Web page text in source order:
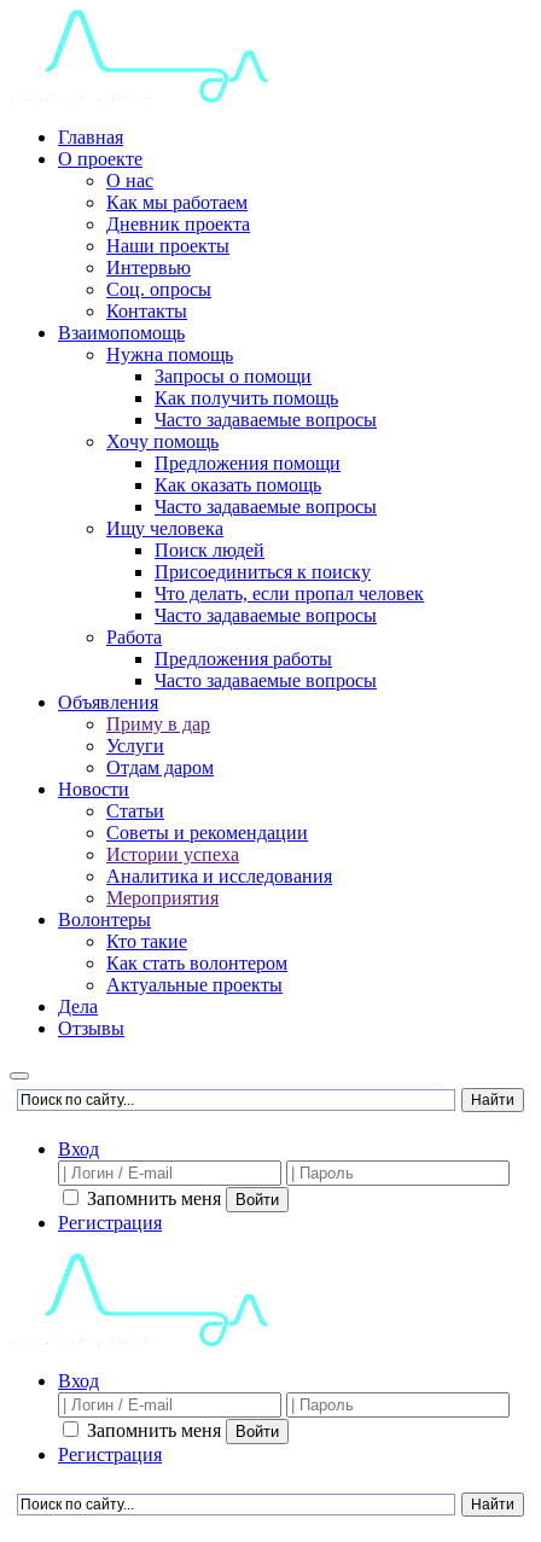
Главная
О проекте
О нас
Как мы работаем
Дневник проекта
Наши проекты
Интервью
Соц. опросы
Контакты
Взаимопомощь
Нужна помощь
Запросы о помощи
Как получить помощь
Часто задаваемые вопросы
Хочу помощь
Предложения помощи
Как оказать помощь
Часто задаваемые вопросы
Ищу человека
Поиск людей
Присоединиться к поиску
Что делать, если пропал человек
Часто задаваемые вопросы
Работа
Предложения работы
Часто задаваемые вопросы
Объявления
Приму в дар
Услуги
Отдам даром
Новости
Статьи
Советы и рекомендации
Истории успеха
Аналитика и исследования
Мероприятия
Волонтеры
Кто такие
Как стать волонтером
Актуальные проекты
Дела
Отзывы
Вход
Запомнить меня Войти
Регистрация
Вход
Запомнить меня Войти
Регистрация